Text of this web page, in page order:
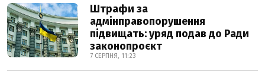
Штрафи за
адмінправопорушення
підвищать: уряд подав до Ради
законопроєкт
7 СЕРПНЯ, 11:23